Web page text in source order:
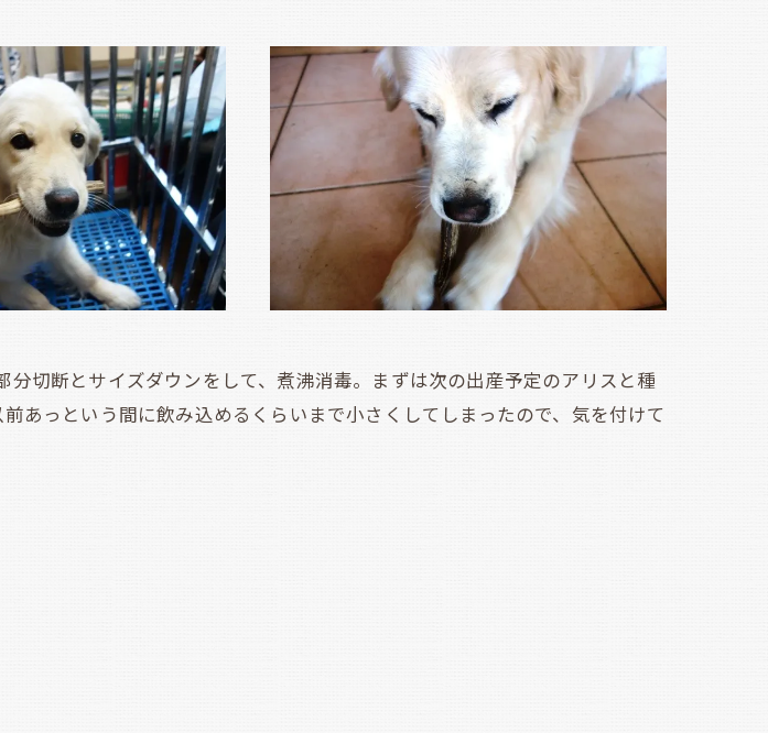
切断とサイズダウンをして、煮沸消毒。まずは次の出産予定のアリスと種
あっという間に飲み込めるくらいまで小さくしてしまったので、気を付けて